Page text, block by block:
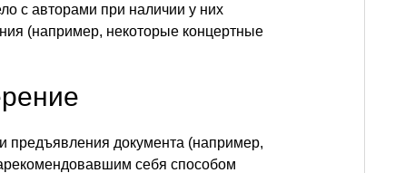
с авторами при наличии у них
(например, некоторые концертные
предъявления документа (например,
себя способом